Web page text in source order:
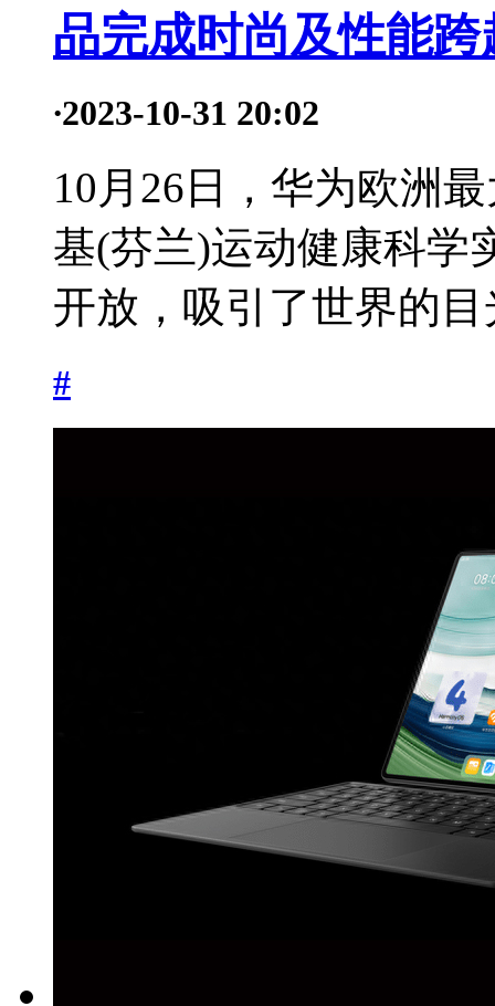
品完成时尚及性能跨
·2023-10-31 20:02
10月26日，华为欧洲
基(芬兰)运动健康科学
开放，吸引了世界的目
#